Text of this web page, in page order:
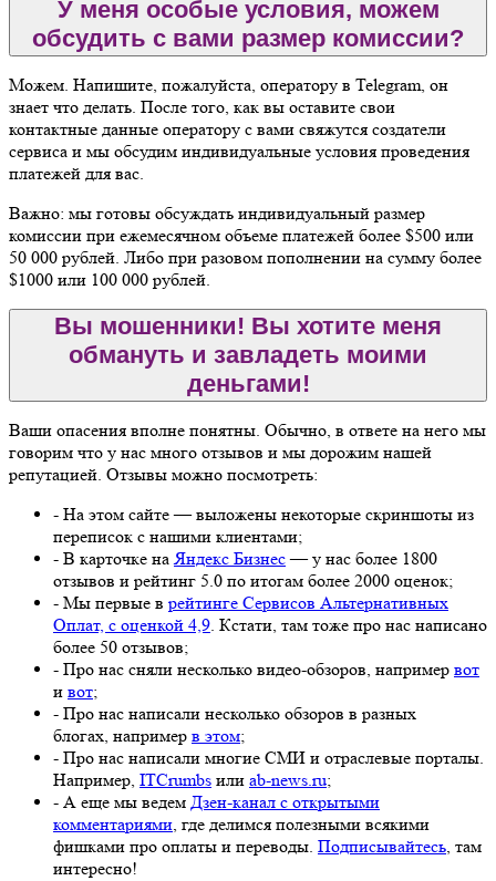
У меня особые условия, можем
обсудить с вами размер комиссии?
Можем. Напишите, пожалуйста, оператору в Telegram, он
знает что делать. После того, как вы оставите свои
контактные данные оператору с вами свяжутся создатели
сервиса и мы обсудим индивидуальные условия проведения
платежей для вас.
Важно: мы готовы обсуждать индивидуальный размер
комиссии при ежемесячном объеме платежей более $500 или
50 000 рублей. Либо при разовом пополнении на сумму более
$1000 или 100 000 рублей.
Вы мошенники! Вы хотите меня
обмануть и завладеть моими
деньгами!
Ваши опасения вполне понятны. Обычно, в ответе на него мы
говорим что у нас много отзывов и мы дорожим нашей
репутацией. Отзывы можно посмотреть:
- На этом сайте — выложены некоторые скриншоты из
переписок с нашими клиентами;
- В карточке наЯндекс Бизнес— у нас более 1800
отзывов и рейтинг 5.0 по итогам более 2000 оценок;
- Мы первые в рейтинге Сервисов Альтернативных
Оплат, с оценкой 4,9. Кстати, там тоже про нас написано
более 50 отзывов;
- Про нас сняли несколько видео-обзоров, например вот
и вот;
- Про нас написали несколько обзоров в разных
блогах, например в этом;
- Про нас написали многие СМИ и отраслевые порталы.
Например, ITCrumbs или ab-news.ru;
- А еще мы ведем Дзен-канал с открытыми
комментариями, где делимся полезными всякими
фишками про оплаты и переводы. Подписывайтесь, там
интересно!